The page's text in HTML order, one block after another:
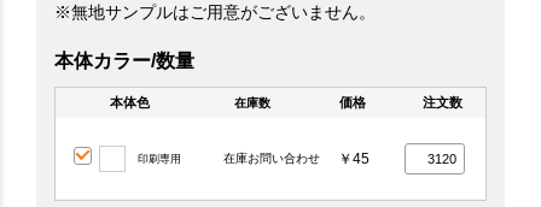
※無地サンプルはご用意がございません。
本体カラー/数量
本体色 在庫数 価格 注文数
印刷専用 在庫お問い合わせ ￥45